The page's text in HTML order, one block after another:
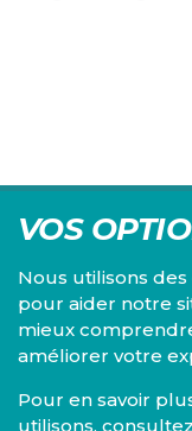
VOS
Nous utilisons
pour aider notre
mieux
améliorer votre
Pour en savoir
utilisons,
Centre d'études du
consacre à la
économique,
éthique, juridique